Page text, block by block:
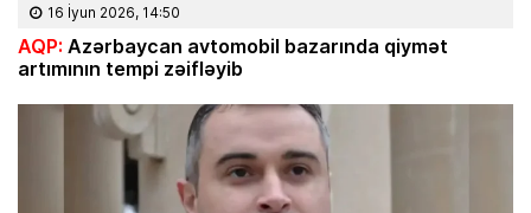
16 İyun 2026, 14:50
AQP: Azərbaycan avtomobil bazarında qiymət
artımının tempi zəifləyib